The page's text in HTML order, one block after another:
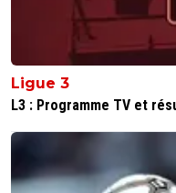
Ligue 3
L3 : Programme TV et